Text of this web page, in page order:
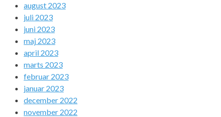
august 2023
juli 2023
juni 2023
maj 2023
april 2023
marts 2023
februar 2023
januar 2023
december 2022
november 2022